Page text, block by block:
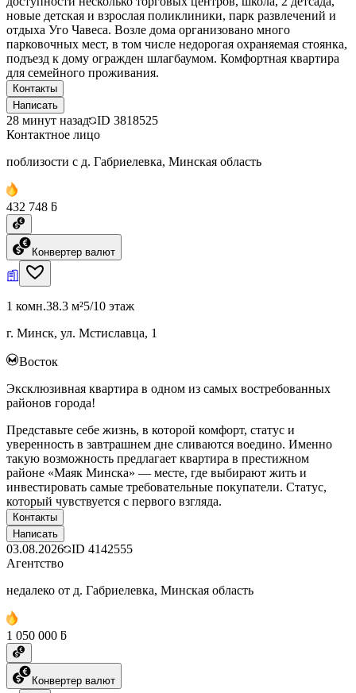
новые детская и взрослая поликлиники, парк развлечений и
отдыха Уго Чавеса. Возле дома организовано много
парковочных мест, в том числе недорогая охраняемая стоянка,
подъезд к дому огражден шлагбаумом. Комфортная квартира
для семейного проживания.
Контакты
Написать
28 минут назад ID 3818525
Контактное лицо
поблизости с д. Габриелевка, Минская область
432 748 ƃ
Конвертер валют
1 комн.38.3 м²5/10 этаж
г. Минск, ул. Мстиславца, 1
Восток
Эксклюзивная квартира в одном из самых востребованных
районов города!
Представьте себе жизнь, в которой комфорт, статус и
уверенность в завтрашнем дне сливаются воедино. Именно
такую возможность предлагает квартира в престижном
районе «Маяк Минска» — месте, где выбирают жить и
инвестировать самые требовательные покупатели. Статус,
который чувствуется с первого взгляда.
Контакты
Написать
03.08.2026 ID 4142555
Агентство
недалеко от д. Габриелевка, Минская область
1 050 000 ƃ
Конвертер валют